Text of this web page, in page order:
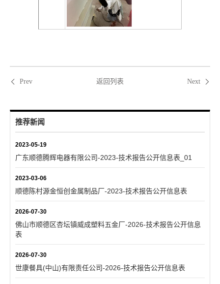
Prev 返回列表 Next
推荐新闻
2023-05-19
广东顺德腾辉电器有限公司-2023-技术报告公开信息表_01
2023-03-06
顺德陈村源金恒创金属制品厂-2023-技术报告公开信息表
2026-07-30
佛山市顺德区杏坛镇威成塑料五金厂-2026-技术报告公开信息
表
2026-07-30
世康餐具(中山)有限责任公司-2026-技术报告公开信息表